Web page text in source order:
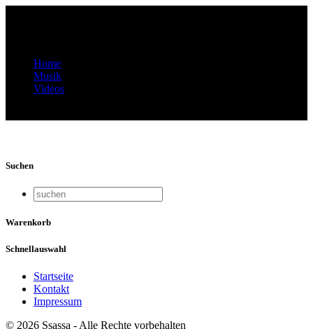
Home
Musik
Videos
Suchen
Warenkorb
Schnellauswahl
Startseite
Kontakt
Impressum
© 2026 Ssassa - Alle Rechte vorbehalten